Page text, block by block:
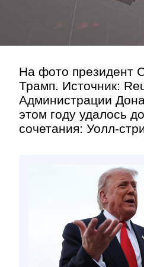
На фото президент
Трамп. Источник:
Администрации
этом году удалось
сочетания: Уолл-
Контакт»